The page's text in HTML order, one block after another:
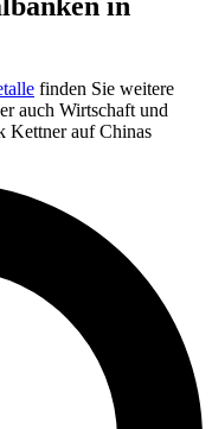
finden Sie weitere
auch Wirtschaft und
Kettner auf Chinas